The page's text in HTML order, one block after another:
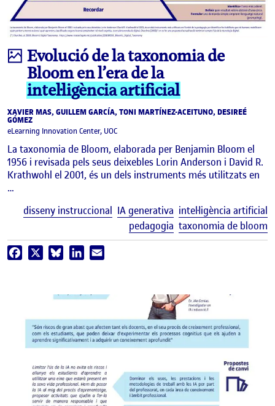
Infografia
Evolució de la taxonomia de
Bloom en l’era de la
intel·ligència artificial
XAVIER MAS, GUILLEM GARCÍA, TONI MARTÍNEZ-ACEITUNO, DESIREÉ
GÓMEZ
eLearning Innovation Center, UOC
La taxonomia de Bloom, elaborada per Benjamin Bloom el
1956 i revisada pels seus deixebles Lorin Anderson i David R.
Krathwohl el 2001, és un dels instruments més utilitzats en
…
disseny instruccional IA generativa intel·ligència artificial
pedagogia taxonomia de bloom
Facebook BlueskyLinkedIn